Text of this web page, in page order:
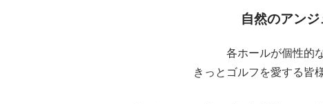
自然のアン
各ホールが個性的
きっとゴルフを愛する皆